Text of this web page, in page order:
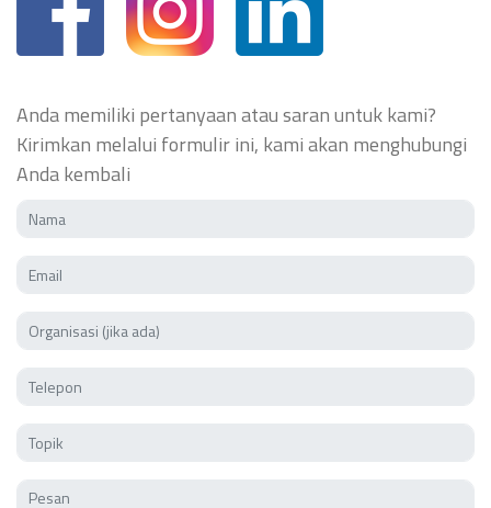
Anda memiliki pertanyaan atau saran untuk kami?
Kirimkan melalui formulir ini, kami akan menghubungi
Anda kembali